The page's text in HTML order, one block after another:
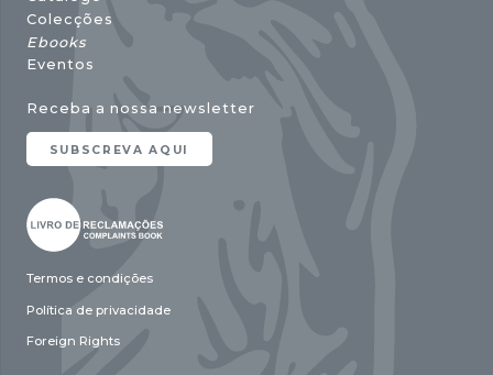
Colecções
Ebooks
Eventos
Receba a nossa newsletter
SUBSCREVA AQUI
Termos e condições
Política de privacidade
Foreign Rights